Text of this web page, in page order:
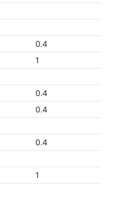
0.4
1
0.4
0.4
0.4
1